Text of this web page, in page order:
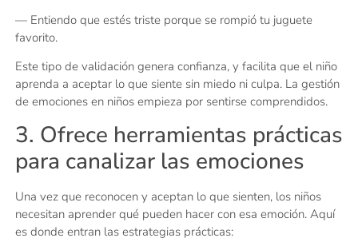
— Entiendo que estés triste porque se rompió tu juguete
favorito.
Este tipo de validación genera confianza, y facilita que el niño
aprenda a aceptar lo que siente sin miedo ni culpa. La gestión
de emociones en niños empieza por sentirse comprendidos.
3. Ofrece herramientas prácticas
para canalizar las emociones
Una vez que reconocen y aceptan lo que sienten, los niños
necesitan aprender qué pueden hacer con esa emoción. Aquí
es donde entran las estrategias prácticas: